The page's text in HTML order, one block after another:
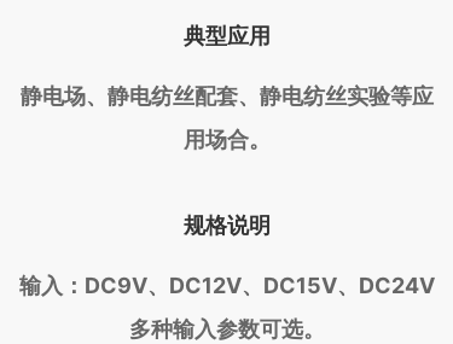
典型应用
静电场、静电纺丝配套、静电纺丝实验等应
用场合。
规格说明
输入：DC9V、DC12V、DC15V、DC24V
多种输入参数可选。